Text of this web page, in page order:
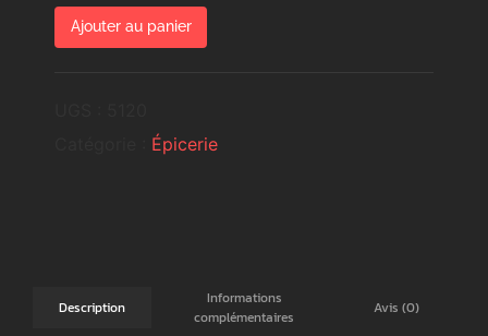
Ajouter au panier
Épicerie
Description
Informations
complémentaires
Avis (0)